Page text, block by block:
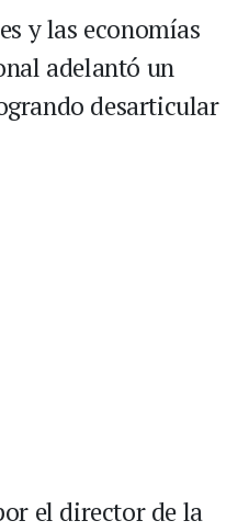
y las economías
adelantó un
desarticular
el director de la